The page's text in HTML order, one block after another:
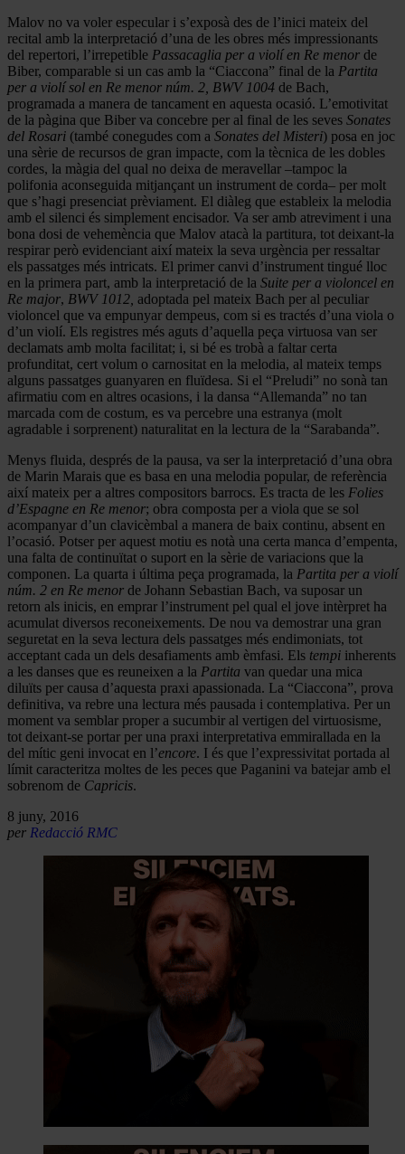
Malov no va voler especular i s’exposà des de l’inici mateix del
recital amb la interpretació d’una de les obres més impressionants
del repertori, l’irrepetible Passacaglia per a violí en Re menor de
Biber, comparable si un cas amb la “Ciaccona” final de la Partita
per a violí sol en Re menor núm. 2, BWV 1004 de Bach,
programada a manera de tancament en aquesta ocasió. L’emotivitat
de la pàgina que Biber va concebre per al final de les seves Sonates
del Rosari (també conegudes com a Sonates del Misteri) posa en joc
una sèrie de recursos de gran impacte, com la tècnica de les dobles
cordes, la màgia del qual no deixa de meravellar –tampoc la
polifonia aconseguida mitjançant un instrument de corda– per molt
que s’hagi presenciat prèviament. El diàleg que estableix la melodia
amb el silenci és simplement encisador. Va ser amb atreviment i una
bona dosi de vehemència que Malov atacà la partitura, tot deixant-la
respirar però evidenciant així mateix la seva urgència per ressaltar
els passatges més intricats. El primer canvi d’instrument tingué lloc
en la primera part, amb la interpretació de la Suite per a violoncel en
Re major, BWV 1012, adoptada pel mateix Bach per al peculiar
violoncel que va empunyar dempeus, com si es tractés d’una viola o
d’un violí. Els registres més aguts d’aquella peça virtuosa van ser
declamats amb molta facilitat; i, si bé es trobà a faltar certa
profunditat, cert volum o carnositat en la melodia, al mateix temps
alguns passatges guanyaren en fluïdesa. Si el “Preludi” no sonà tan
afirmatiu com en altres ocasions, i la dansa “Allemanda” no tan
marcada com de costum, es va percebre una estranya (molt
agradable i sorprenent) naturalitat en la lectura de la “Sarabanda”.
Menys fluida, després de la pausa, va ser la interpretació d’una obra
de Marin Marais que es basa en una melodia popular, de referència
així mateix per a altres compositors barrocs. Es tracta de les Folies
d’Espagne en Re menor; obra composta per a viola que se sol
acompanyar d’un clavicèmbal a manera de baix continu, absent en
l’ocasió. Potser per aquest motiu es notà una certa manca d’empenta,
una falta de continuïtat o suport en la sèrie de variacions que la
componen. La quarta i última peça programada, la Partita per a violí
núm. 2 en Re menor de Johann Sebastian Bach, va suposar un
retorn als inicis, en emprar l’instrument pel qual el jove intèrpret ha
acumulat diversos reconeixements. De nou va demostrar una gran
seguretat en la seva lectura dels passatges més endimoniats, tot
acceptant cada un dels desafiaments amb èmfasi. Els tempi inherents
a les danses que es reuneixen a la Partita van quedar una mica
diluïts per causa d’aquesta praxi apassionada. La “Ciaccona”, prova
definitiva, va rebre una lectura més pausada i contemplativa. Per un
moment va semblar proper a sucumbir al vertigen del virtuosisme,
tot deixant-se portar per una praxi interpretativa emmirallada en la
del mític geni invocat en l’encore. I és que l’expressivitat portada al
límit caracteritza moltes de les peces que Paganini va batejar amb el
sobrenom de Capricis.
8 juny, 2016
per Redacció RMC